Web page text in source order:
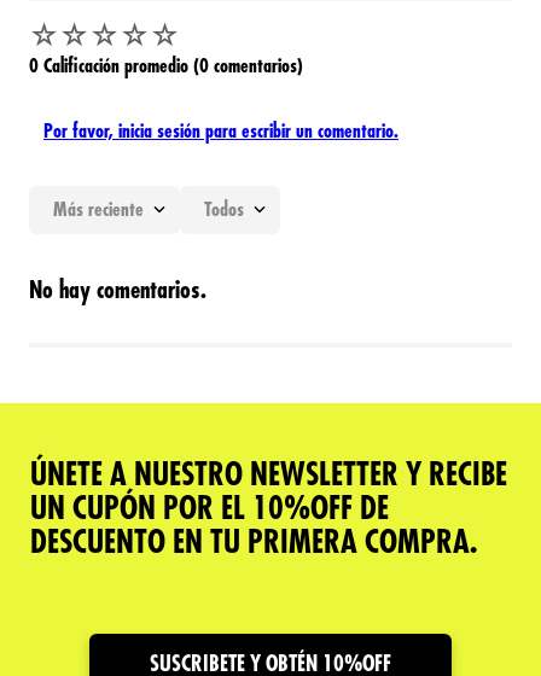
☆☆☆☆☆
0 Calificación promedio (0 comentarios)
Por favor, inicia sesión para escribir un comentario.
Más reciente Todos
No hay comentarios.
ÚNETE A NUESTRO NEWSLETTER Y RECIBE
UN CUPÓN POR EL 10%OFF DE
DESCUENTO EN TU PRIMERA COMPRA.
SUSCRIBETE Y OBTÉN 10%OFF